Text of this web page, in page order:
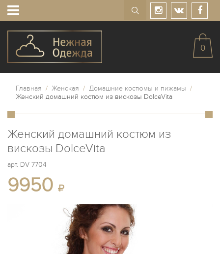
0
Главная / Женская / Домашние костюмы и пижамы /
Женский домашний костюм из вискозы DolceVita
Женский домашний костюм из
вискозы DolceVita
арт. DV 7704
9950